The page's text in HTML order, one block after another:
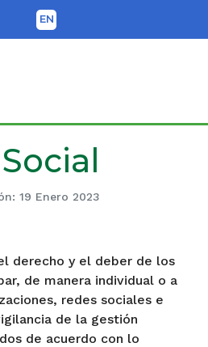
EN
Cauca
19 Enero 2023
derecho y el deber de los
de manera individual o a
redes sociales e
de la gestión
de acuerdo con lo